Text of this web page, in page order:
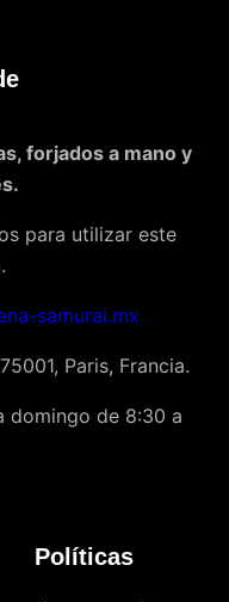
forjados a mano y
para utilizar este
samurai.mx
Paris, Francia.
domingo de 8:30 a
Políticas